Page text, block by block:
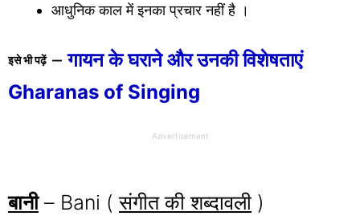
आधुनिक काल में इनका प्रचार नहीं है ।
इसे भी पढ़ें–गायन के घराने और उनकी विशेषताएं
Gharanas of Singing
Advertisement
बानी– Bani (संगीत की शब्दावली )